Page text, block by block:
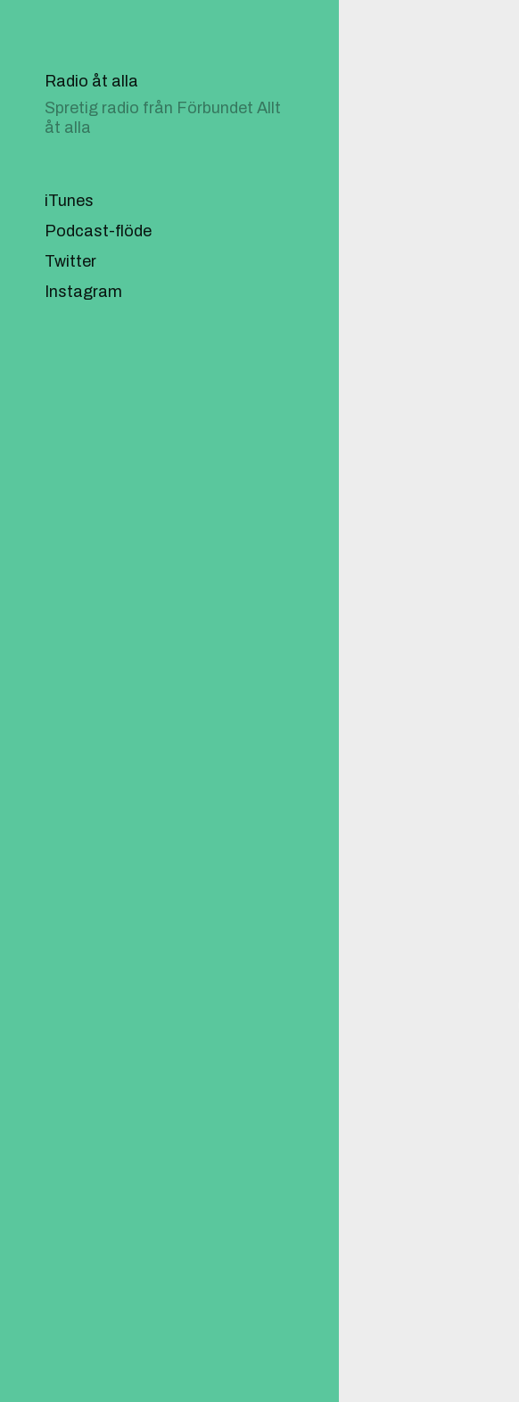
Radio åt alla
Spretig radio från Förbundet Allt
åt alla
iTunes
Podcast-flöde
Twitter
Instagram